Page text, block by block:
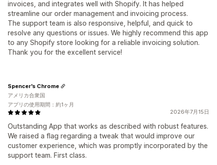
invoices, and integrates well with Shopify. It has helped
streamline our order management and invoicing process.
The support team is also responsive, helpful, and quick to
resolve any questions or issues. We highly recommend this app
to any Shopify store looking for a reliable invoicing solution.
Thank you for the excellent service!
2026年7月15日
Outstanding App that works as described with robust features.
We raised a flag regarding a tweak that would improve our
customer experience, which was promptly incorporated by the
support team. First class.
Spencer's Chrome
アメリカ合衆国
アプリの使用期間：約1ヶ月